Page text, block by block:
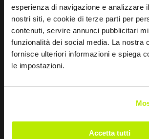
esperienza di navigazione e analizzare
nostri siti, e cookie di terze parti per
contenuti, servire annunci pubblicitari
funzionalità dei social media. La nostra
fornisce ulteriori informazioni e spiega
le impostazioni.
Accetta tutti
Leave
*Ich habe die
gemäß Art. 13 EU-Verordnung 679/16